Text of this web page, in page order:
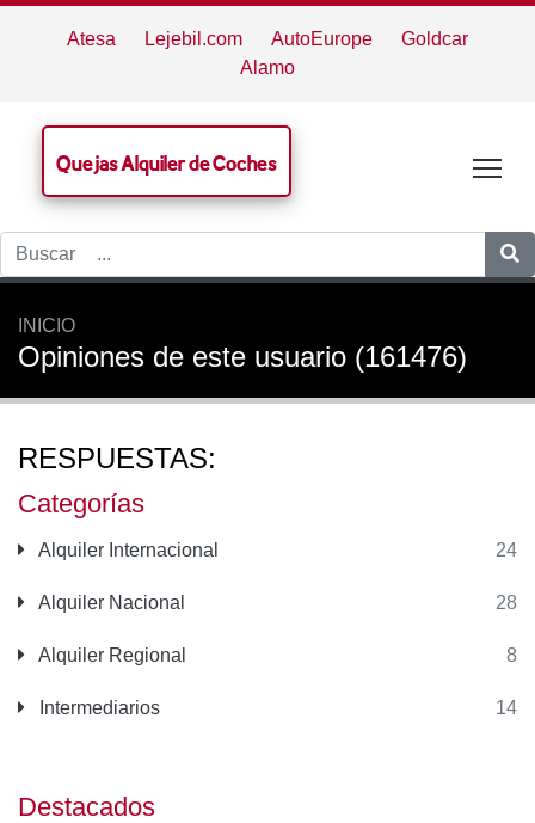
Atesa Lejebil.com AutoEurope
Goldcar
Alamo
Quejas Alquiler de Coches
INICIO
Opiniones de este usuario (161476)
Categorías
Alquiler Internacional 24
Alquiler Nacional 28
Alquiler Regional 8
Intermediarios 14
Destacados
RESPUESTAS: